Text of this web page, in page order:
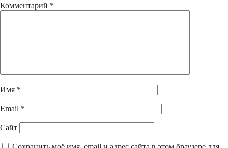
Комментарий *
Имя *
Email *
Сайт